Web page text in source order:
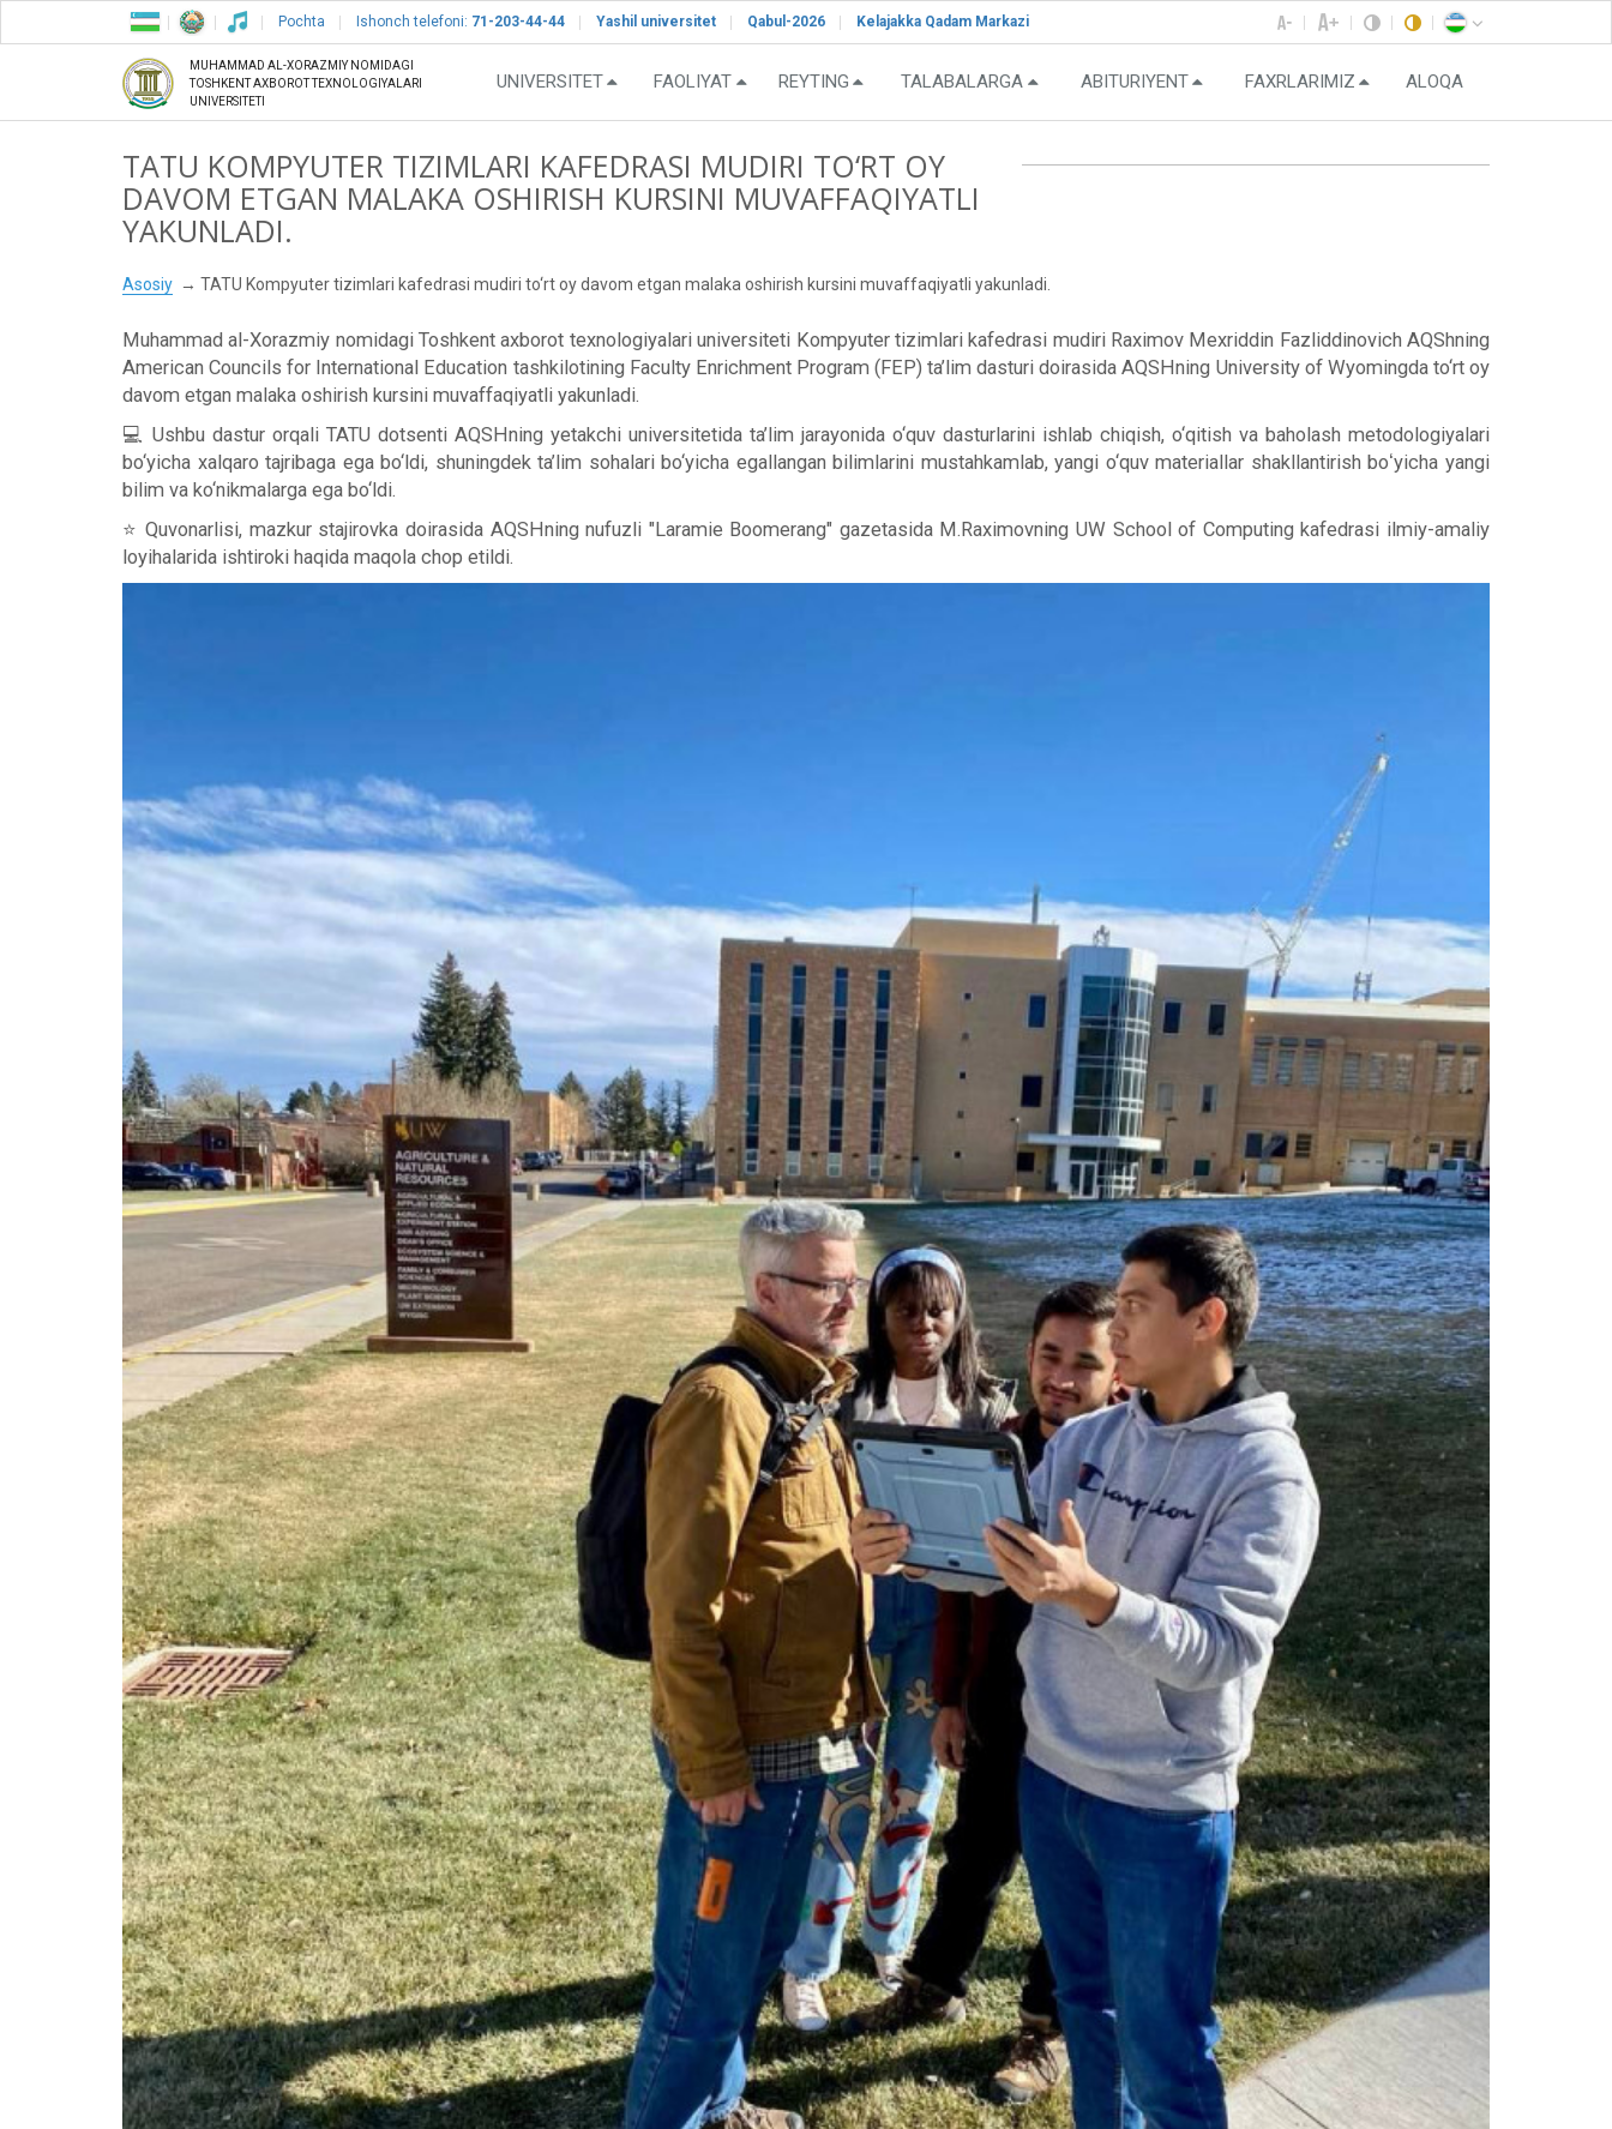
Pochta Ishonch telefoni: 71-203-44-44 Yashil universitet Qabul-2026 Kelajakka Qadam Markazi
MUHAMMAD AL-XORAZMIY NOMIDAGI
TOSHKENT AXBOROT TEXNOLOGIYALARI
UNIVERSITETI
UNIVERSITET FAOLIYAT REYTING TALABALARGA ABITURIYENT FAXRLARIMIZ ALOQA
TATU KOMPYUTER TIZIMLARI KAFEDRASI MUDIRI TO‘RT OY
DAVOM ETGAN MALAKA OSHIRISH KURSINI MUVAFFAQIYATLI
YAKUNLADI.
Asosiy TATU Kompyuter tizimlari kafedrasi mudiri to‘rt oy davom etgan malaka oshirish kursini muvaffaqiyatli yakunladi.
Muhammad al-Xorazmiy nomidagi Toshkent axborot texnologiyalari universiteti Kompyuter tizimlari kafedrasi mudiri Raximov Mexriddin Fazliddinovich AQShning
American Councils for International Education tashkilotining Faculty Enrichment Program (FEP) ta’lim dasturi doirasida AQSHning University of Wyomingda to‘rt oy
davom etgan malaka oshirish kursini muvaffaqiyatli yakunladi.
💻 Ushbu dastur orqali TATU dotsenti AQSHning yetakchi universitetida ta’lim jarayonida o‘quv dasturlarini ishlab chiqish, o‘qitish va baholash metodologiyalari
bo‘yicha xalqaro tajribaga ega bo‘ldi, shuningdek ta’lim sohalari bo‘yicha egallangan bilimlarini mustahkamlab, yangi o‘quv materiallar shakllantirish boʻyicha yangi
bilim va ko‘nikmalarga ega bo‘ldi.
⭐️ Quvonarlisi, mazkur stajirovka doirasida AQSHning nufuzli "Laramie Boomerang" gazetasida M.Raximovning UW School of Computing kafedrasi ilmiy-amaliy
loyihalarida ishtiroki haqida maqola chop etildi.